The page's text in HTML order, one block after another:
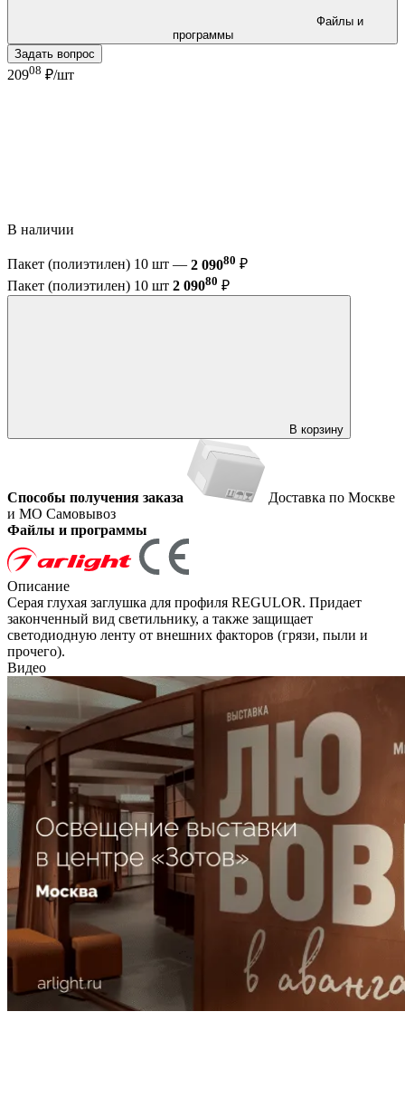
программы
Задать вопрос
20908 ₽/шт
В наличии
Пакет (полиэтилен) 10 шт — 2 09080 ₽
Пакет (полиэтилен) 10 шт 2 09080 ₽
В корзину
Способы получения заказа
Доставка по Москве
и МО Самовывоз
Файлы и программы
Описание
Серая глухая заглушка для профиля REGULOR. Придает
законченный вид светильнику, а также защищает
светодиодную ленту от внешних факторов (грязи, пыли и
прочего).
Видео